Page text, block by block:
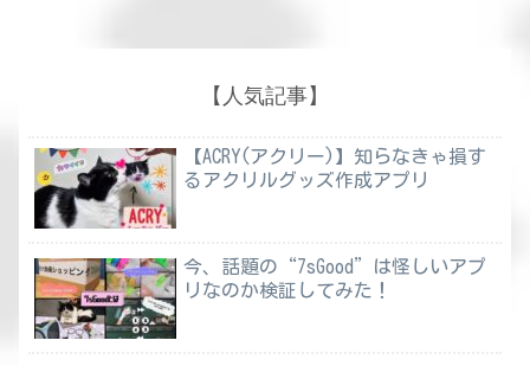
【人気記事】
【ACRY(アクリー)】知らなきゃ損す
るアクリルグッズ作成アプリ
今、話題の“7sGood”は怪しいアプ
リなのか検証してみた！